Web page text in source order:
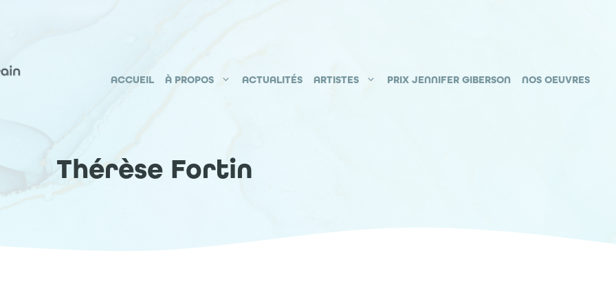
ACCUEIL À PROPOS ACTUALITÉS ARTISTES PRIX JENNIFER GIBERSON NOS OEUVRES
Thérèse Fortin